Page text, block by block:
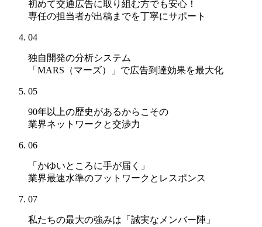
初めて交通広告に取り組む方でも安心！
専任の担当者が出稿までを丁寧にサポート
04
独自開発の分析システム
「MARS（マーズ）」 で広告到達効果を最大化
05
90年以上の歴史があるからこその
業界ネットワークと交渉力
06
「かゆいところに手が届く」
業界最速水準のフットワークとレスポンス
07
私たちの最大の強みは 「誠実なメンバー陣」